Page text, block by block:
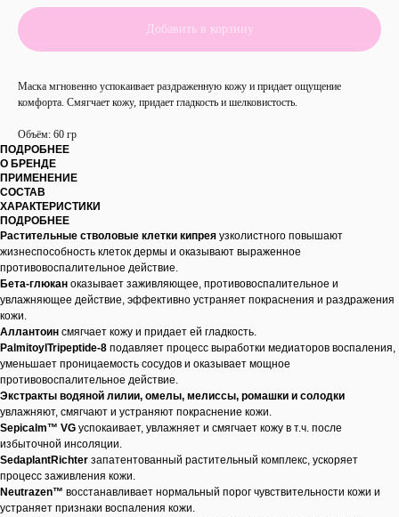
Добавить в корзину
Маска мгновенно успокаивает раздраженную кожу и придает ощущение
комфорта. Смягчает кожу, придает гладкость и шелковистость.
Объём: 60 гр
ПОДРОБНЕЕ
О БРЕНДЕ
ПРИМЕНЕНИЕ
СОСТАВ
ХАРАКТЕРИСТИКИ
ПОДРОБНЕЕ
Растительные стволовые клетки кипрея узколистного повышают
жизнеспособность клеток дермы и оказывают выраженное
противовоспалительное действие.
Бета-глюкан оказывает заживляющее, противовоспалительное и
увлажняющее действие, эффективно устраняет покраснения и раздражения
кожи.
Аллантоин смягчает кожу и придает ей гладкость.
PalmitoylTripeptide-8 подавляет процесс выработки медиаторов воспаления,
уменьшает проницаемость сосудов и оказывает мощное
противовоспалительное действие.
Экстракты водяной лилии, омелы, мелиссы, ромашки и солодки
увлажняют, смягчают и устраняют покраснение кожи.
Sepicalm™ VG успокаивает, увлажняет и смягчает кожу в т.ч. после
избыточной инсоляции.
SedaplantRichter запатентованный растительный комплекс, ускоряет
процесс заживления кожи.
Neutrazen™ восстанавливает нормальный порог чувствительности кожи и
устраняет признаки воспаления кожи.